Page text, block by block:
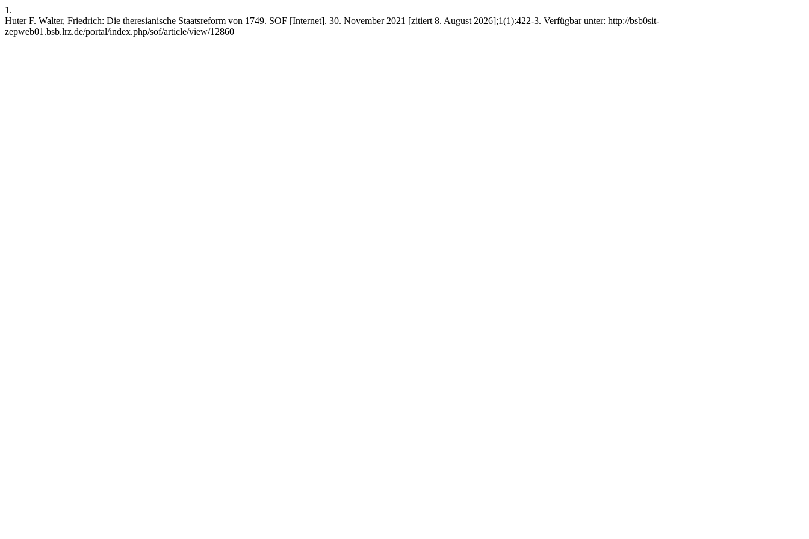
1.
Huter F. Walter, Friedrich: Die theresianische Staatsreform von 1749. SOF [Internet]. 30. November 2021 [zitiert 8. August 2026];1(1):422-3. Verfügbar unter: http://bsb0sit-
zepweb01.bsb.lrz.de/portal/index.php/sof/article/view/12860